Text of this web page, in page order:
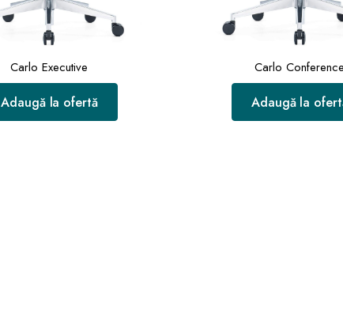
Carlo Executive
Adaugă la ofertă
Carlo
Adaugă la